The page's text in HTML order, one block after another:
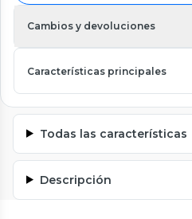
Cambios y devoluciones
Características principales
Todas las características
Descripción